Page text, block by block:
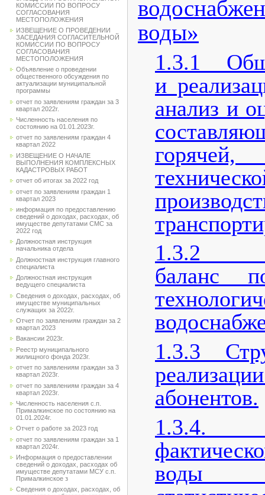
КОМИССИИ ПО ВОПРОСУ
СОГЛАСОВАНИЯ
МЕСТОПОЛОЖЕНИЯ
ИЗВЕЩЕНИЕ О ПРОВЕДЕНИИ
ЗАСЕДАНИЯ СОГЛАСИТЕЛЬНОЙ
КОМИССИИ ПО ВОПРОСУ
СОГЛАСОВАНИЯ
МЕСТОПОЛОЖЕНИЯ
Объявление о проведении
общественного обсуждения по
актуализации муниципальной
программы
отчет по заявлениям граждан за 3
квартал 2022г.
Численность населения по
состоянию на 01.01.2023г.
отчет по заявлениям граждан 4
квартал 2022
ИЗВЕЩЕНИЕ О НАЧАЛЕ
ВЫПОЛНЕНИЯ КОМПЛЕКСНЫХ
КАДАСТРОВЫХ РАБОТ
отчет об итогах за 2022 год
отчет по заявлениям граждан 1
квартал 2023
информация по предоставлению
сведений о доходах, расходах, об
имуществе депутатами СМС за
2022 год
Должностная инструкция
начальника отдела
Должностная инструкция главного
специалиста
Должностная инструкция
ведущего специалиста
Сведения о доходах, расходах, об
имуществе муниципальных
служащих за 2022г.
Отчет по заявлениям граждан за 2
квартал 2023
Вакансии 2023г.
Реестр муниципального
жилищного фонда 2023г.
отчет по заявлениям граждан за 3
квартал 2023г.
отчет по заявлениям граждан за 4
квартал 2023г.
Численность населения с.п.
Прималкинское по состоянию на
01.01.2024г.
Отчет о работе за 2023 год
отчет по заявлениям граждан за 1
квартал 2024г.
Информация о предоставлении
сведений о доходах, расходах об
имуществе депутатами МСУ с.п.
Прималкинское з
Сведения о доходах, расходах, об
воды»
1.3.1
и
анализ и
1.3.2
баланс
1.3.3
абонентов.
1.3.4.
воды